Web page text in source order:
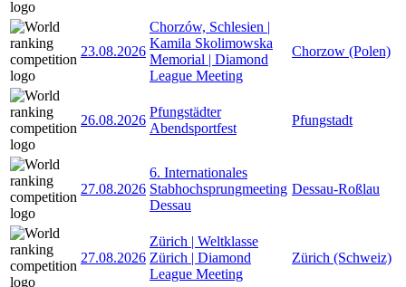
23.08.2026
Chorzów, Schlesien |
Kamila Skolimowska
Memorial | Diamond
League Meeting
Chorzow (Polen)
26.08.2026
Pfungstädter
Abendsportfest
Pfungstadt
27.08.2026
6. Internationales
Stabhochsprungmeeting
Dessau
Dessau-Roßlau
27.08.2026
Zürich | Weltklasse
Zürich | Diamond
League Meeting
Zürich (Schweiz)